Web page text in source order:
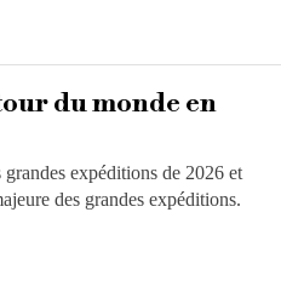
du monde en
expéditions de 2026 et
des grandes expéditions.